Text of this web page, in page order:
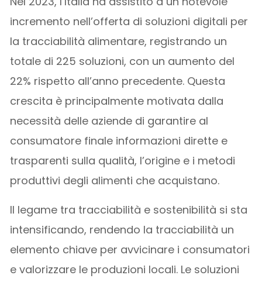
incremento nell’offerta di soluzioni digitali per
la tracciabilità alimentare, registrando un
totale di 225 soluzioni, con un aumento del
22% rispetto all’anno precedente. Questa
crescita è principalmente motivata dalla
necessità delle aziende di garantire al
consumatore finale informazioni dirette e
trasparenti sulla qualità, l’origine e i metodi
produttivi degli alimenti che acquistano.
Il legame tra tracciabilità e sostenibilità si sta
intensificando, rendendo la tracciabilità un
elemento chiave per avvicinare i consumatori
e valorizzare le produzioni locali. Le soluzioni